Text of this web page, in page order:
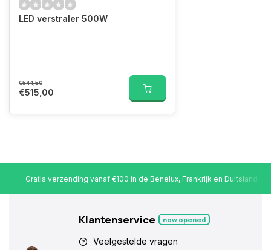
LED verstraler 500W
€544,50
€515,00
Gratis verzending vanaf €100 in de Benelux, Frankrijk en Duitsland
Klantenservice now opened
Veelgestelde vragen